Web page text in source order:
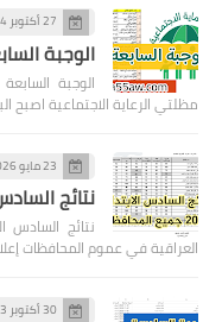
27 أكتوبر 2024
الوجبة
الوجبة
مظلتي الرعاية الاجتماعية
23 مايو 2026
نتائج السادس
العراقية في عموم المحافظات
30 أكتوبر 2023